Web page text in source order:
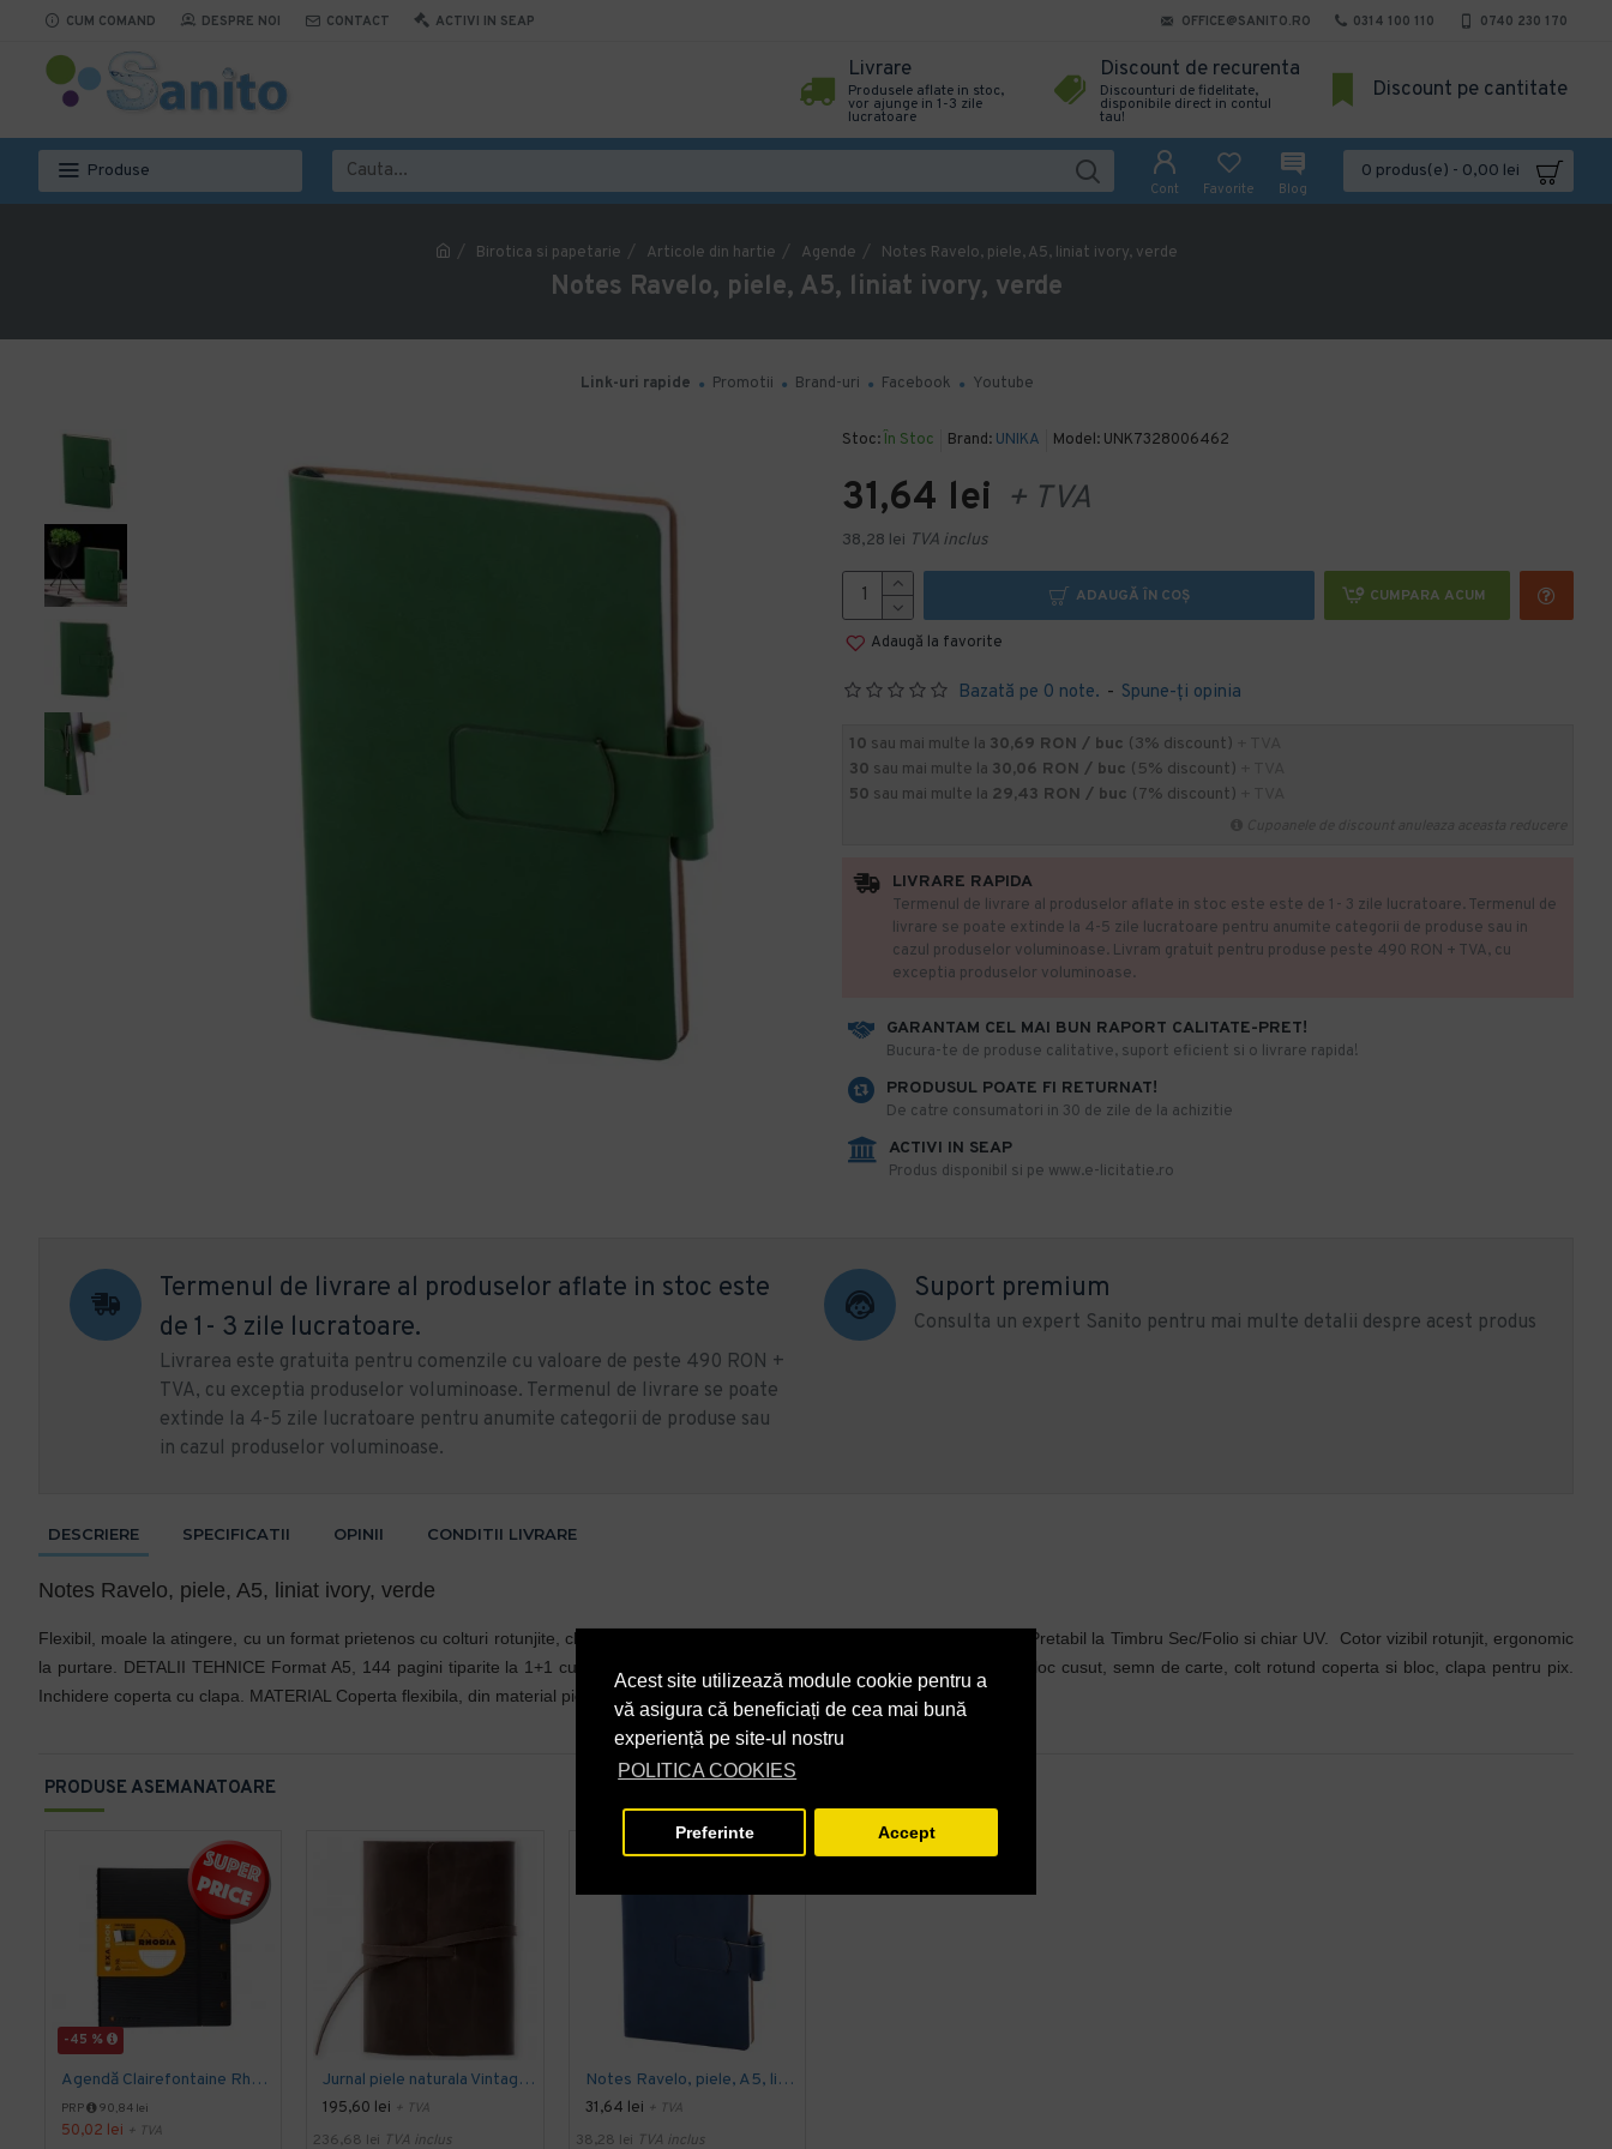
Acest site utilizează module cookie pentru a
vă asigura că beneficiați de cea mai bună
experiență pe site-ul nostru
POLITICA COOKIES
Preferinte Accept
CUM COMAND DESPRE NOI CONTACT ACTIVI IN SEAP OFFICE@SANITO.RO 0314 100 110 0740 230 170
Livrare
Produsele aflate in stoc,
vor ajunge in 1-3 zile
lucratoare
Discount de recurenta
Discounturi de fidelitate,
disponibile direct in contul
tau!
Discount pe cantitate
Produse
Cont Favorite Blog
0 produs(e) - 0,00 lei
Birotica si papetarie Articole din hartie Agende Notes Ravelo, piele, A5, liniat ivory, verde
Notes Ravelo, piele, A5, liniat ivory, verde
Link-uri rapide Promotii Brand-uri Facebook Youtube
Stoc: În Stoc Brand: UNIKA Model: UNK7328006462
Bazată pe 0 note. - Spune-ţi opinia
31,64 lei + TVA
38,28 lei TVA inclus
ADAUGĂ ÎN COŞ CUMPARA ACUM
Adaugă la favorite
10 sau mai multe la 30,69 RON / buc (3% discount)
30 sau mai multe la 30,06 RON / buc (5% discount)
50 sau mai multe la 29,43 RON / buc (7% discount)
GARANTAM CEL MAI BUN RAPORT CALITATE-PRET!
​Bucura-te de produse calitative, suport eficient si o livrare rapida!
PRODUSUL POATE FI RETURNAT!
De catre consumatori in 30 de zile de la achizitie
ACTIVI IN SEAP
Produs disponibil si pe www.e-licitatie.ro
LIVRARE RAPIDA
Termenul de livrare al produselor aflate in stoc este este de 1- 3 zile lucratoare. Termenul de
livrare se poate extinde la 4-5 zile lucratoare pentru anumite categorii de produse sau in
cazul produselor voluminoase. Livram gratuit pentru produse peste 490 RON + TVA, cu
exceptia produselor voluminoase.
Termenul de livrare al produselor aflate in stoc este
de 1- 3 zile lucratoare.
Livrarea este gratuita pentru comenzile cu valoare de peste 490 RON +
TVA, cu exceptia produselor voluminoase. Termenul de livrare se poate
extinde la 4-5 zile lucratoare pentru anumite categorii de produse sau
in cazul produselor voluminoase.
Suport premium
Consulta un expert Sanito pentru mai multe detalii despre acest produs
PRODUSE ASEMANATOARE
-45 %
Agendă Clairefontaine Rhodia Exabook A4
PRP 90,84 lei
50,02 lei + TVA
Jurnal piele naturala Vintage, 354 pagini, bloc detasabil, cutie cadou, lucrat manual, maro
195,60 lei + TVA
236,68 lei TVA inclus
Notes Ravelo, piele, A5, liniat ivory, albastru
31,64 lei + TVA
38,28 lei TVA inclus
DESCRIERE SPECIFICATII OPINII CONDITII LIVRARE
Notes Ravelo, piele, A5, liniat ivory, verde
Flexibil, moale la atingere, cu un format prietenos cu colturi rotunjite, clapa de pix – REGLABILA pentru cat mai multe dimensiuni. Pretabil la Timbru Sec/Folio si chiar UV. Cotor vizibil rotunjit, ergonomic
la purtare. DETALII TEHNICE Format A5, 144 pagini tiparite la 1+1 culori, pe hartie offset de 70 gr/mp alb liniat sau ivory liniat, bloc cusut, semn de carte, colt rotund coperta si bloc, clapa pentru pix.
Inchidere coperta cu clapa. MATERIAL Coperta flexibila, din material piele ecologica dubla fata, termosensibil.